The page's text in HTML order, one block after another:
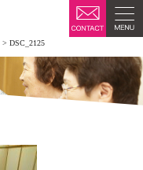
>DSC_2125